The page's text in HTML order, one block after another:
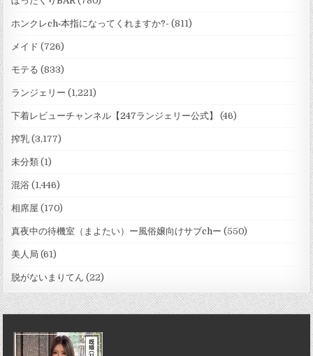
ホンクレch‐本指になってくれますか?- (811)
メイド (726)
モテる (833)
ランジェリー (1,221)
下着レビューチャンネル【247ランジェリー公式】 (46)
搾乳 (3,177)
未分類 (1)
混浴 (1,446)
相席屋 (170)
真夜中の待機室（まよたい）ー風俗嬢向けサブchー (550)
美人局 (61)
脱がないまりてん (22)